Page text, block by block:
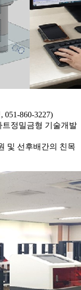
051-860-3227)
정밀금형 기술개발
및 선후배간의 친목